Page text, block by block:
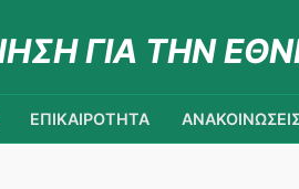
ΓΙΑ ΤΗΝ
ΕΠΙΚΑΙΡΟΤΗΤΑ